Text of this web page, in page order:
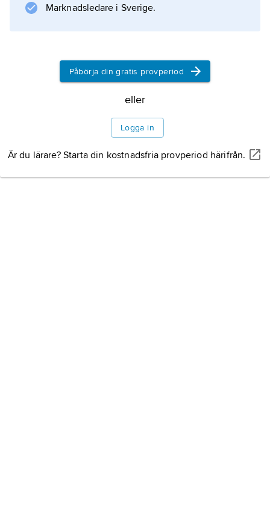
kriteriet på en rätt handling,
Information om artikeln
Marknadsledare i Sverige.
Påbörja din gratis provperiod
eller
Logga in
Är du lärare? Starta din kostnadsfria provperiod härifrån.